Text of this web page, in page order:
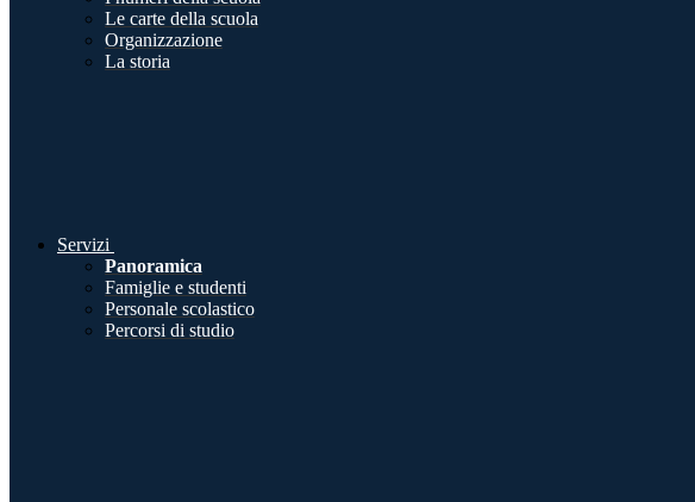
Le carte della scuola
Organizzazione
La storia
Servizi
Panoramica
Famiglie e studenti
Personale scolastico
Percorsi di studio